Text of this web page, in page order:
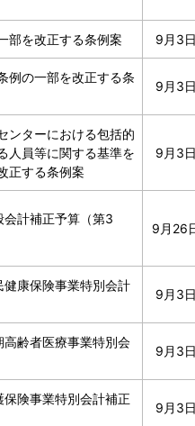
部を改正する条例案 9月3
例の一部を改正する条
9月3
ンターにおける包括的
人員等に関する基準を
正する条例案
9月3
計補正予算（第3
9月26
康保険事業特別会計
9月3
齢者医療事業特別会
9月3
険事業特別会計補正
9月3